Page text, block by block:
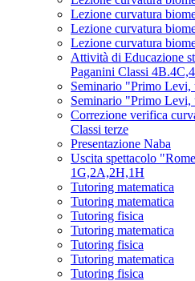
Lezione curvatura
Lezione curvatura
Lezione curvatura
Attività di Educazione
Paganini Classi
Seminario "Primo Levi,
Seminario "Primo Levi,
Correzione verifica
Classi terze
Presentazione Naba
Uscita spettacolo
1G,2A,2H,1H
Tutoring matematica
Tutoring matematica
Tutoring fisica
Tutoring matematica
Tutoring fisica
Tutoring matematica
Tutoring fisica